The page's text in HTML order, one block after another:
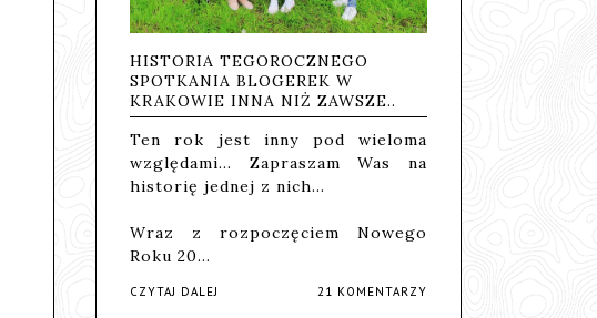
HISTORIA TEGOROCZNEGO
SPOTKANIA BLOGEREK W
KRAKOWIE INNA NIŻ ZAWSZE..
Ten rok jest inny pod wieloma
względami... Zapraszam Was na
historię jednej z nich...
Wraz z rozpoczęciem Nowego
Roku 20…
CZYTAJ DALEJ 21 KOMENTARZY